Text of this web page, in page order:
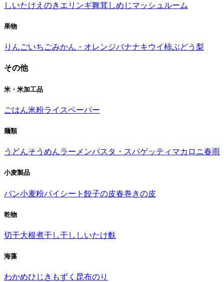
しいたけ えのき エリンギ舞茸しめじマッシュルーム
果物
りんごいちごみかん・オレンジバナナキウイ柿ぶどう 梨
その他
米・米加工品
ごはん米粉ライスペーパー
麺類
うどんそうめんラーメンパスタ・スパゲッティ マカロニ春雨
小麦製品
パン小麦粉パイシート 餃子の皮春巻きの皮
乾物
切干大根煮干し干ししいたけ麩
海藻
わかめひじき もずく 昆布のり